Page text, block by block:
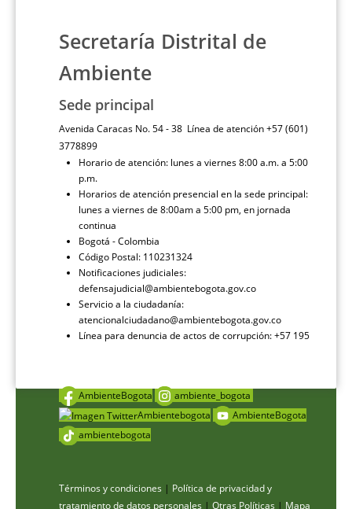
Secretaría Distrital de
Ambiente
Sede principal
Avenida Caracas No. 54 - 38 Línea de atención +57 (601)
3778899
Horario de atención: lunes a viernes 8:00 a.m. a 5:00
p.m.
Horarios de atención presencial en la sede principal:
lunes a viernes de 8:00am a 5:00 pm, en jornada
continua
Bogotá - Colombia
Código Postal: 110231324
Notificaciones judiciales:
defensajudicial@ambientebogota.gov.co
Servicio a la ciudadanía:
atencionalciudadano@ambientebogota.gov.co
Línea para denuncia de actos de corrupción: +57 195
AmbienteBogota
ambiente_bogota
Ambientebogota
AmbienteBogota
ambientebogota
Términos y condiciones | Política de privacidad y
tratamiento de datos personales | Otras Políticas | Mapa